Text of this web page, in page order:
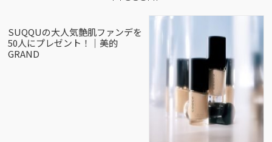
SUQQUの大人気艶肌ファンデを
50人にプレゼント！｜美的
GRAND